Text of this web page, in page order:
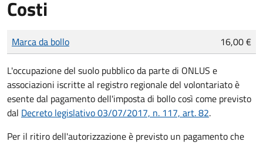
Costi
Tipo di pagamento
Importo
Marca da bollo 16,00 €
L'occupazione del suolo pubblico da parte di ONLUS e
associazioni iscritte al registro regionale del volontariato è
esente dal pagamento dell'imposta di bollo così come previsto
dal Decreto legislativo 03/07/2017, n. 117, art. 82.
Per il ritiro dell'autorizzazione è previsto un pagamento che